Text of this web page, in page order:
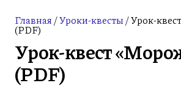
Главная/Уроки-квесты / Урок-
(PDF)
Урок-квест
(PDF)